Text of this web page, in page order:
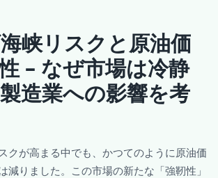
峡リスクと原油価
– なぜ市場は冷静
造業への影響を考
クが高まる中でも、かつてのように原油価
減りました。この市場の新たな「強靭性」